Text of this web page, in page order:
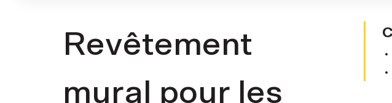
Revêtement
mural pour les